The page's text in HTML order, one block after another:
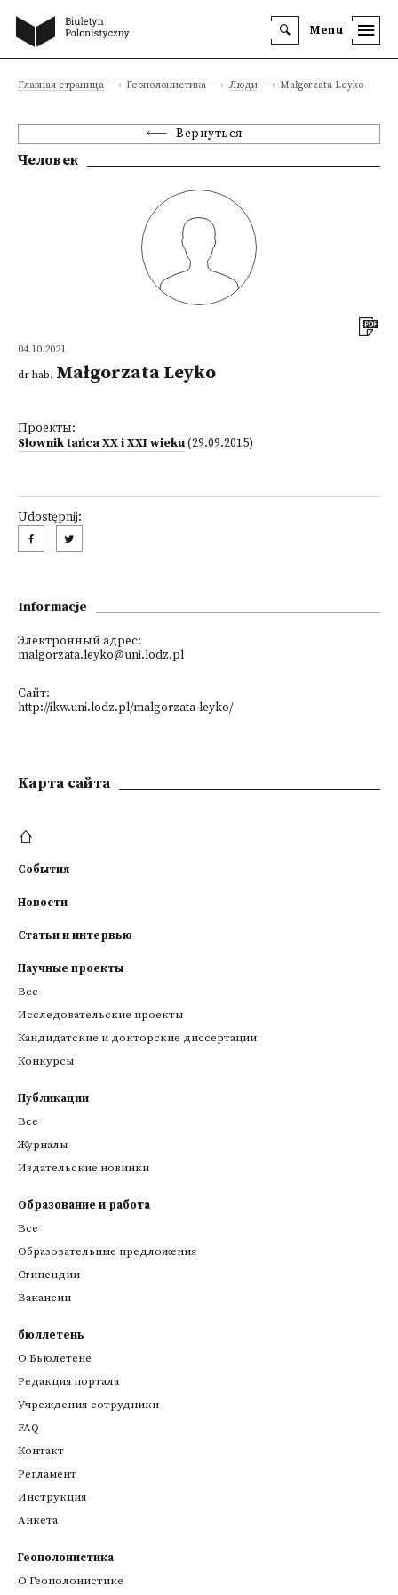
Menu
Главная страница Геополонистика Люди Małgorzata Leyko
Вернуться
Человек
04.10.2021
dr hab. Małgorzata Leyko
Проекты:
Słownik tańca XX i XXI wieku(29.09.2015)
Udostępnij:
Informacje
Электронный адрес:
malgorzata.leyko@uni.lodz.pl
Сайт:
http://ikw.uni.lodz.pl/malgorzata-leyko/
Kарта сайта
События
Новости
Статьи и интервью
Научные проекты
Все
Исследовательские проекты
Кандидатские и докторские диссертации
Конкурсы
Публикации
Все
Журналы
Издательские новинки
Образование и работа
Все
Образовательные предложения
Стипендии
Вакансии
бюллетень
О Бьюлетене
Редакция портала
Учреждения-сотрудники
FAQ
Контакт
Регламент
Инструкция
Анкета
Геополонистика
О Геополонистике